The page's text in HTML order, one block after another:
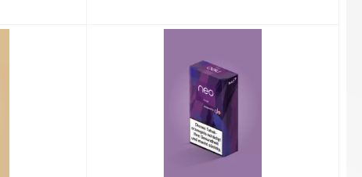
In den Warenkorb